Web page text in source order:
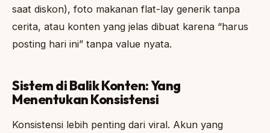
saat diskon), foto makanan flat-lay generik tanpa
cerita, atau konten yang jelas dibuat karena “harus
posting hari ini” tanpa value nyata.
Sistem di Balik Konten: Yang
Menentukan Konsistensi
Konsistensi lebih penting dari viral. Akun yang